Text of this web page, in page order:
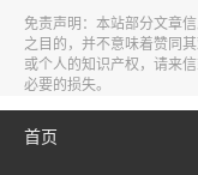
免责声明：本站部分文章
之目的，并不意味着赞同
或个人的知识产权，请来
必要的损失。
首页